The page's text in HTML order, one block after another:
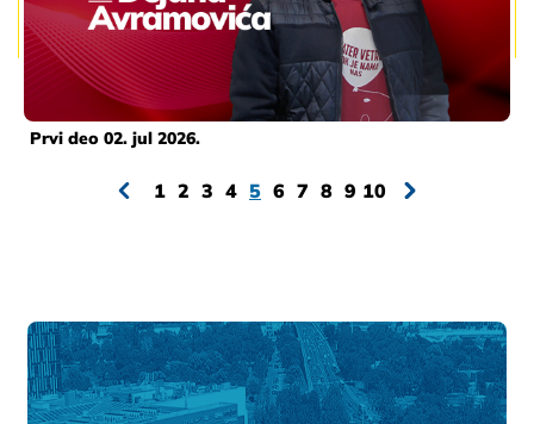
Prvi deo 02. jul 2026.
1 2 3 4 5 6 7 8 9 10